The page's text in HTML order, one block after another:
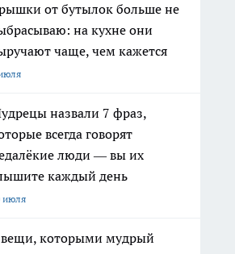
от бутылок больше не
на кухне они
чаще, чем кажется
назвали 7 фраз,
всегда говорят
люди — вы их
каждый день
июля
которыми мудрый